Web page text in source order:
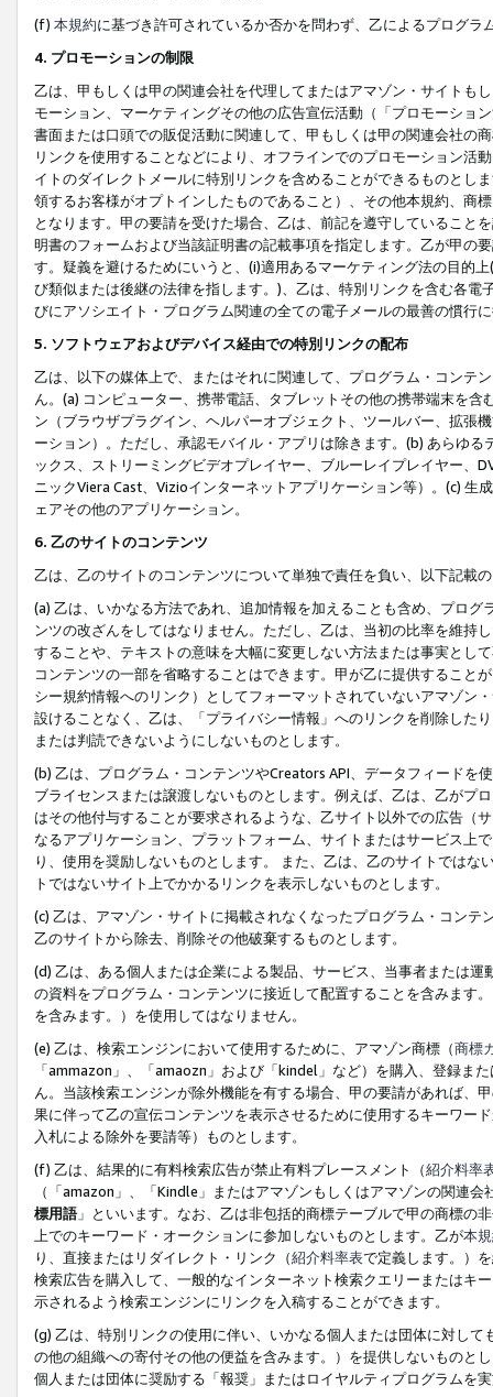
(f) 本規約に基づき許可されているか否かを問わず、乙によるプログ
4. プロモーションの制限
乙は、甲もしくは甲の関連会社を代理してまたはアマゾン・サイトも
モーション、マーケティングその他の広告宣伝活動（「プロモーショ
書面または口頭での販促活動に関連して、甲もしくは甲の関連会社の
リンクを使用することなどにより、オフラインでのプロモーション活
イトのダイレクトメールに特別リンクを含めることができるものとし
領するお客様がオプトインしたものであること）、その他本規約、商
となります。甲の要請を受けた場合、乙は、前記を遵守していること
明書のフォームおよび当該証明書の記載事項を指定します。乙が甲の
す。疑義を避けるためにいうと、(i)適用あるマーケティング法の目的
び類似または後継の法律を指します。)、乙は、特別リンクを含む各
びにアソシエイト・プログラム関連の全ての電子メールの最善の慣行
5. ソフトウェアおよびデバイス経由での特別リンクの配布
乙は、以下の媒体上で、またはそれに関連して、プログラム・コンテ
ん。(a) コンピューター、携帯電話、タブレットその他の携帯端末を
ン（ブラウザプラグイン、ヘルパーオブジェクト、ツールバー、拡張
ーション）。ただし、承認モバイル・アプリは除きます。(b) あらゆ
ックス、ストリーミングビデオプレイヤー、ブルーレイプレイヤー、
ニックViera Cast、Vizioインターネットアプリケーション等）。(c)
ェアその他のアプリケーション。
6. 乙のサイトのコンテンツ
乙は、乙のサイトのコンテンツについて単独で責任を負い、以下記載
(a) 乙は、いかなる方法であれ、追加情報を加えることも含め、プロ
ンツの改ざんをしてはなりません。ただし、乙は、当初の比率を維持
することや、テキストの意味を大幅に変更しない方法または事実とし
コンテンツの一部を省略することはできます。甲が乙に提供すること
シー規約情報へのリンク）としてフォーマットされていないアマゾン
設けることなく、乙は、「プライバシー情報」へのリンクを削除した
または判読できないようにしないものとします。
(b) 乙は、プログラム・コンテンツやCreators API、データフィード
ブライセンスまたは譲渡しないものとします。例えば、乙は、乙がプ
はその他付与することが要求されるような、乙サイト以外での広告（
なるアプリケーション、プラットフォーム、サイトまたはサービス上
り、使用を奨励しないものとします。 また、乙は、乙のサイトでは
トではないサイト上でかかるリンクを表示しないものとします。
(c) 乙は、アマゾン・サイトに掲載されなくなったプログラム・コン
乙のサイトから除去、削除その他破棄するものとします。
(d) 乙は、ある個人または企業による製品、サービス、当事者または
の資料をプログラム・コンテンツに接近して配置することを含みます
を含みます。）を使用してはなりません。
(e) 乙は、検索エンジンにおいて使用するために、アマゾン商標（商標
「ammazon」、「amaozn」および「kindel」など）を購入、登録ま
ん。当該検索エンジンが除外機能を有する場合、甲の要請があれば、
果に伴って乙の宣伝コンテンツを表示させるために使用するキーワー
入札による除外を要請等）ものとします。
(f) 乙は、結果的に有料検索広告が禁止有料プレースメント（紹介料率
（「amazon」、「Kindle」またはアマゾンもしくはアマゾンの関連
標用語」といいます。なお、乙は非包括的商標テーブルで甲の商標の
上でのキーワード・オークションに参加しないものとします。乙が本
り、直接またはリダイレクト・リンク（紹介料率表で定義します。）
検索広告を購入して、一般的なインターネット検索クエリーまたはキ
示されるよう検索エンジンにリンクを入稿することができます。
(g) 乙は、特別リンクの使用に伴い、いかなる個人または団体に対し
の他の組織への寄付その他の便益を含みます。）を提供しないものと
個人または団体に奨励する「報奨」またはロイヤルティプログラムを